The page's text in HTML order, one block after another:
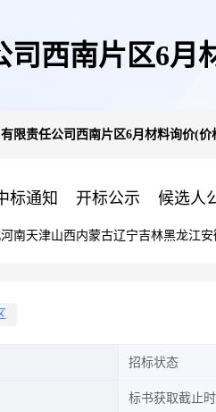
西南片区6月
限责任公司西南片区6月材料询价(
标通知 开标公示 候选人
河南天津山西内蒙古辽宁吉林黑龙江安
招标状态
标书获取截止时